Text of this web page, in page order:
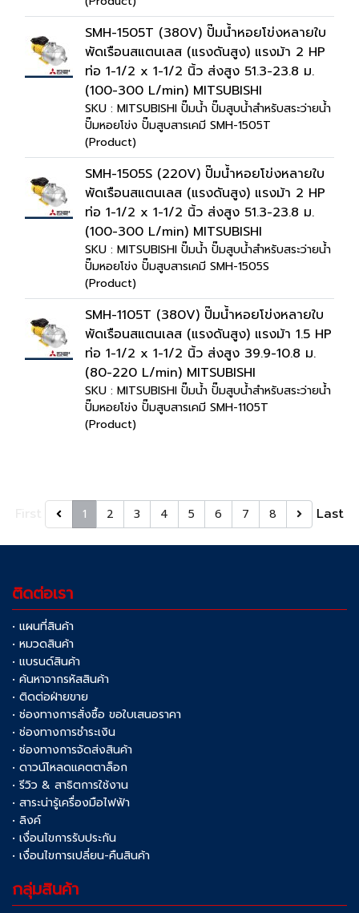
SMH-1505T (380V) ปั๊มน้ำหอยโข่งหลายใบ
พัดเรือนสแตนเลส (แรงดันสูง) แรงม้า 2 HP
ท่อ 1-1/2 x 1-1/2 นิ้ว ส่งสูง 51.3-23.8 ม.
(100-300 L/min) MITSUBISHI
SKU : MITSUBISHI ปั๊มน้ำ ปั๊มสูบน้ำสำหรับสระว่ายน้ำ
ปั๊มหอยโข่ง ปั๊มสูบสารเคมี SMH-1505T
(Product)
SMH-1505S (220V) ปั๊มน้ำหอยโข่งหลายใบ
พัดเรือนสแตนเลส (แรงดันสูง) แรงม้า 2 HP
ท่อ 1-1/2 x 1-1/2 นิ้ว ส่งสูง 51.3-23.8 ม.
(100-300 L/min) MITSUBISHI
SKU : MITSUBISHI ปั๊มน้ำ ปั๊มสูบน้ำสำหรับสระว่ายน้ำ
ปั๊มหอยโข่ง ปั๊มสูบสารเคมี SMH-1505S
(Product)
SMH-1105T (380V) ปั๊มน้ำหอยโข่งหลายใบ
พัดเรือนสแตนเลส (แรงดันสูง) แรงม้า 1.5 HP
ท่อ 1-1/2 x 1-1/2 นิ้ว ส่งสูง 39.9-10.8 ม.
(80-220 L/min) MITSUBISHI
SKU : MITSUBISHI ปั๊มน้ำ ปั๊มสูบน้ำสำหรับสระว่ายน้ำ
ปั๊มหอยโข่ง ปั๊มสูบสารเคมี SMH-1105T
(Product)
1 2 3 4 5 6 7 8 Last
ติดต่อเรา
• แผนที่สินค้า
• หมวดสินค้า
• แบรนด์สินค้า
• ค้นหาจากรหัสสินค้า
• ติดต่อฝ่ายขาย
• ช่องทางการสั่งซื้อ ขอใบเสนอราคา
• ช่องทางการชำระเงิน
• ช่องทางการจัดส่งสินค้า
• ดาวน์โหลดแคตตาล็อก
• รีวิว & สาธิตการใช้งาน
• สาระน่ารู้เครื่องมือไฟฟ้า
• ลิงค์
• เงื่อนไขการรับประกัน
• เงื่อนไขการเปลี่ยน-คืนสินค้า
กลุ่มสินค้า